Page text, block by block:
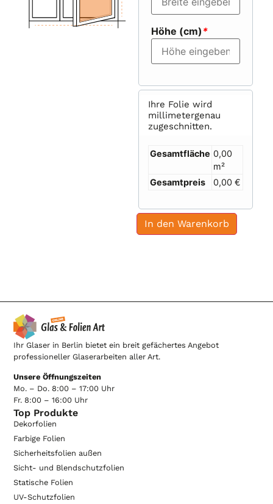
Höhe (cm) *
Ihre Folie wird
millimetergenau
zugeschnitten.
Gesamtfläche 0,00
m²
Gesamtpreis
0,00 €
In den Warenkorb
Ihr Glaser in Berlin bietet ein breit gefächertes Angebot
professioneller Glaserarbeiten aller Art.
Unsere Öffnungszeiten
Mo. – Do. 8:00 – 17:00 Uhr
Fr. 8:00 – 16:00 Uhr
Top Produkte
Dekorfolien
Farbige Folien
Sicherheitsfolien außen
Sicht- und Blendschutzfolien
Statische Folien
UV-Schutzfolien